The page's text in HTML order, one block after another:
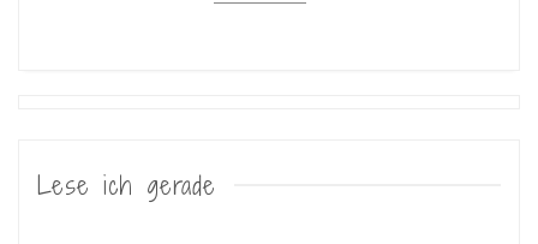
navigation
Lese ich gerade